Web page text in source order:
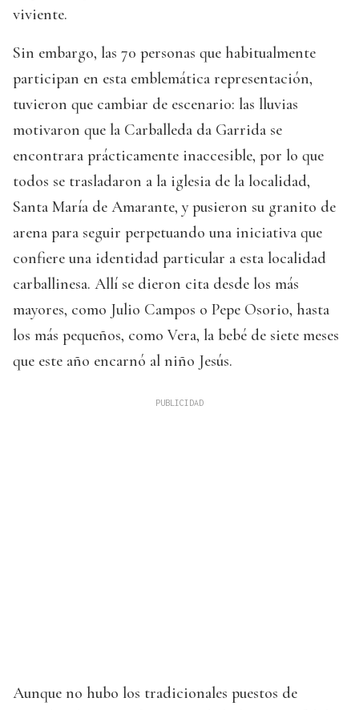
viviente.
Sin embargo, las 70 personas que habitualmente
participan en esta emblemática representación,
tuvieron que cambiar de escenario: las lluvias
motivaron que la Carballeda da Garrida se
encontrara prácticamente inaccesible, por lo que
todos se trasladaron a la iglesia de la localidad,
Santa María de Amarante, y pusieron su granito de
arena para seguir perpetuando una iniciativa que
confiere una identidad particular a esta localidad
carballinesa. Allí se dieron cita desde los más
mayores, como Julio Campos o Pepe Osorio, hasta
los más pequeños, como Vera, la bebé de siete meses
que este año encarnó al niño Jesús.
Aunque no hubo los tradicionales puestos de